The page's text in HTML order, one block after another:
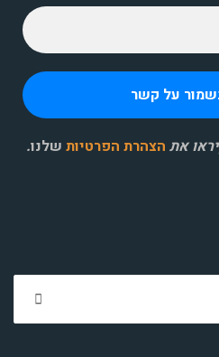
את הצהרת הפרטיות שלנו.